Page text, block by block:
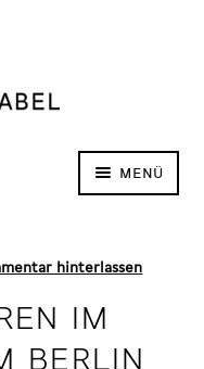
MENÜ
Glossar
Experten-Forum
Kontakt
hinterlassen
IM
BERLIN